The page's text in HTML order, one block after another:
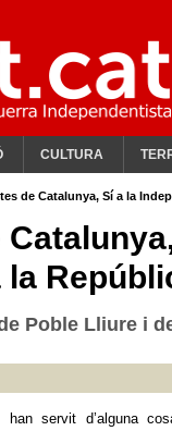
CULTURA
de Catalunya, Sí a la
la
Poble Lliure i
han servit d’alguna